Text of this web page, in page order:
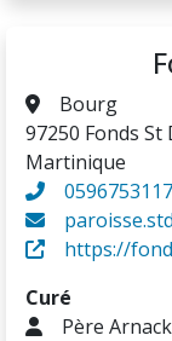
Bourg
97250 Fonds St
Martinique
0596753117
https://
Curé
Père